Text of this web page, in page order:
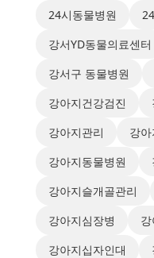
24시동물병원
강서YD동물의료센터
강서구 동물병원
강아지건강검진
강아지관리
강
강아지동물병원
강아지슬개골관리
강아지심장병
강아지십자인대